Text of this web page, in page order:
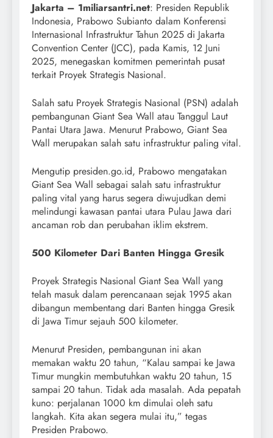
Jakarta – 1miliarsantri.net: Presiden Republik
Indonesia, Prabowo Subianto dalam Konferensi
Internasional Infrastruktur Tahun 2025 di Jakarta
Convention Center (JCC), pada Kamis, 12 Juni
2025, menegaskan komitmen pemerintah pusat
terkait Proyek Strategis Nasional.
Salah satu Proyek Strategis Nasional (PSN) adalah
pembangunan Giant Sea Wall atau Tanggul Laut
Pantai Utara Jawa. Menurut Prabowo, Giant Sea
Wall merupakan salah satu infrastruktur paling vital.
Mengutip presiden.go.id, Prabowo mengatakan
Giant Sea Wall sebagai salah satu infrastruktur
paling vital yang harus segera diwujudkan demi
melindungi kawasan pantai utara Pulau Jawa dari
ancaman rob dan perubahan iklim ekstrem.
500 Kilometer Dari Banten Hingga Gresik
Proyek Strategis Nasional Giant Sea Wall yang
telah masuk dalam perencanaan sejak 1995 akan
dibangun membentang dari Banten hingga Gresik
di Jawa Timur sejauh 500 kilometer.
Menurut Presiden, pembangunan ini akan
memakan waktu 20 tahun, “Kalau sampai ke Jawa
Timur mungkin membutuhkan waktu 20 tahun, 15
sampai 20 tahun. Tidak ada masalah. Ada pepatah
kuno: perjalanan 1000 km dimulai oleh satu
langkah. Kita akan segera mulai itu,” tegas
Presiden Prabowo.